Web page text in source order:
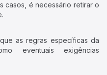
casos, é necessário retirar o
as regras específicas da
eventuais exigências